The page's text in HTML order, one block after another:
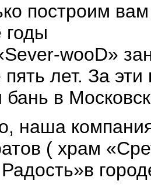
построим
годы
wooD»
пять лет. За
в
наша
( храм